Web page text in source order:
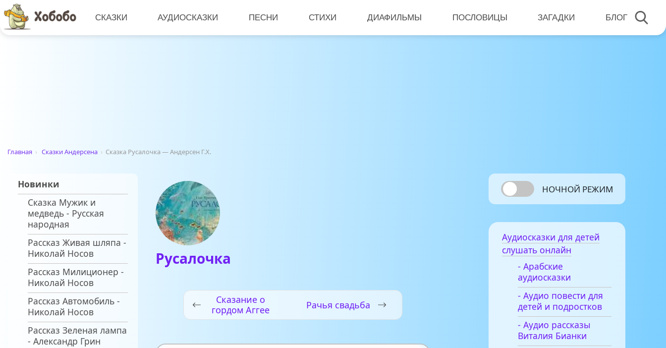
СКАЗКИ АУДИОСКАЗКИ ПЕСНИ СТИХИ ДИАФИЛЬМЫ ПОСЛОВИЦЫ ЗАГАДКИ БЛОГ
Главная › Сказки Андерсена › Сказка Русалочка — Андерсен Г.Х.
Новинки
Сказка Мужик и
медведь - Русская
народная
Рассказ Живая шляпа -
Николай Носов
Рассказ Милиционер -
Николай Носов
Рассказ Автомобиль -
Николай Носов
Рассказ Зеленая лампа
- Александр Грин
Русалочка
Сказание о
гордом Аггее
Рачья свадьба
НОЧНОЙ РЕЖИМ
Аудиосказки для детей
слушать онлайн
- Арабские
аудиосказки
- Аудио повести для
детей и подростков
- Аудио рассказы
Виталия Бианки